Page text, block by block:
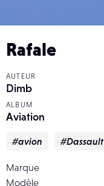
Rafale
AUTEUR
Dimb
ALBUM
Aviation
#avion #Dassault
Marque
Modèle